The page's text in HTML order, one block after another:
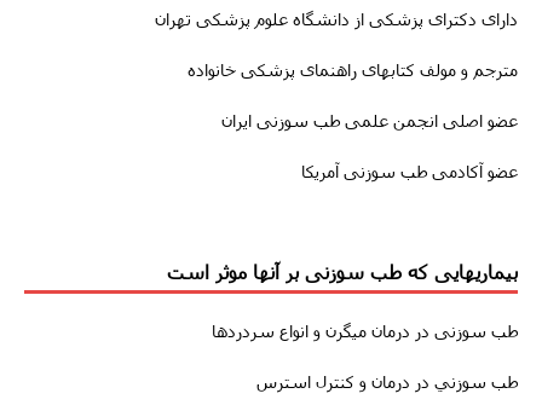
دارای دکترای پزشکی از دانشگاه علوم پزشکی تهران
مترجم و مولف کتابهای راهنمای پزشکی خانواده
عضو اصلی انجمن علمی طب سوزنی ایران
عضو آکادمی طب سوزنی آمریکا
بیماریهایی که طب سوزنی بر آنها موثر است
طب سوزنى در درمان میگرن و انواع سردردها
طب سوزني در درمان و کنترل استرس